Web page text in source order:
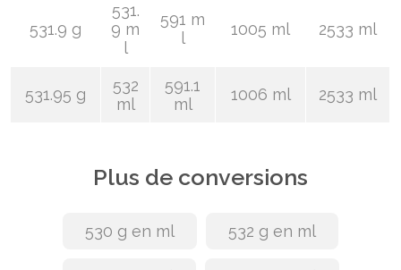
531.9 g
531.
9 m
l
591 m
l
1005 ml 2533 ml
531.95 g
532
ml
591.1
ml
1006 ml 2533 ml
Plus de conversions
530 g en ml 532 g en ml